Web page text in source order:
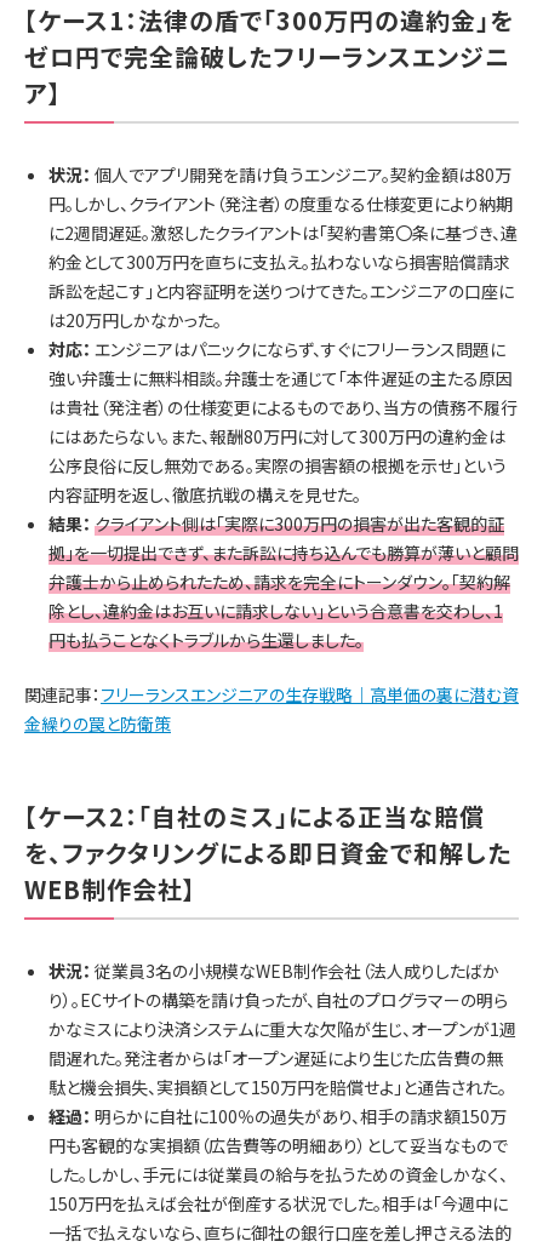
【ケース1：法律の盾で「300万円の違約金」を
ゼロ円で完全論破したフリーランスエンジニ
ア】
状況： 個人でアプリ開発を請け負うエンジニア。契約金額は80万
円。しかし、クライアント（発注者）の度重なる仕様変更により納期
に2週間遅延。激怒したクライアントは「契約書第〇条に基づき、違
約金として300万円を直ちに支払え。払わないなら損害賠償請求
訴訟を起こす」と内容証明を送りつけてきた。エンジニアの口座に
は20万円しかなかった。
対応： エンジニアはパニックにならず、すぐにフリーランス問題に
強い弁護士に無料相談。弁護士を通じて「本件遅延の主たる原因
は貴社（発注者）の仕様変更によるものであり、当方の債務不履行
にはあたらない。また、報酬80万円に対して300万円の違約金は
公序良俗に反し無効である。実際の損害額の根拠を示せ」という
内容証明を返し、徹底抗戦の構えを見せた。
結果： クライアント側は「実際に300万円の損害が出た客観的証
拠」を一切提出できず、また訴訟に持ち込んでも勝算が薄いと顧問
弁護士から止められたため、請求を完全にトーンダウン。「契約解
除とし、違約金はお互いに請求しない」という合意書を交わし、1
円も払うことなくトラブルから生還しました。
関連記事： フリーランスエンジニアの生存戦略｜高単価の裏に潜む資
金繰りの罠と防衛策
【ケース2：「自社のミス」による正当な賠償
を、ファクタリングによる即日資金で和解した
WEB制作会社】
状況： 従業員3名の小規模なWEB制作会社（法人成りしたばか
り）。ECサイトの構築を請け負ったが、自社のプログラマーの明ら
かなミスにより決済システムに重大な欠陥が生じ、オープンが1週
間遅れた。発注者からは「オープン遅延により生じた広告費の無
駄と機会損失、実損額として150万円を賠償せよ」と通告された。
経過： 明らかに自社に100％の過失があり、相手の請求額150万
円も客観的な実損額（広告費等の明細あり）として妥当なもので
した。しかし、手元には従業員の給与を払うための資金しかなく、
150万円を払えば会社が倒産する状況でした。相手は「今週中に
一括で払えないなら、直ちに御社の銀行口座を差し押さえる法的